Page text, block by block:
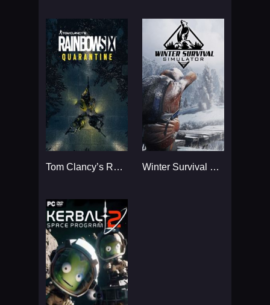
Tom Clancy’s Rainbow Six Winter Survival Simulator